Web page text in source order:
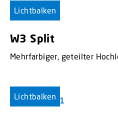
Lichtbalken
W3 Split
Mehrfarbiger, geteilter
Lichtbalken